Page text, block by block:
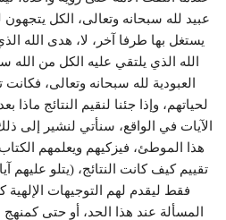
عبيد لله سبحانه وتعالى، الكل
يستغل بها طرفا آخر، لا، هدى الله
الله الذي يلتقي عليه الكل من
العبودية لله سبحانه وتعالى،
لحياتهم، وإذا جئنا لنقيم النتائج
الآيات في الواقع، سنأتي لنشير إلى
هذا الموطئ، فيزكيهم ويعلمهم
تقييم كيف كانت النتائج، (يتلو عليهم
فقط ليقدم لهم التوجيهات
المسألة عند هذا الحد، أو حتى كمنهج